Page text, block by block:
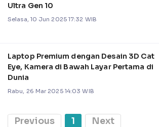
Ultra Gen 10
Selasa, 10 Jun 2025 17:32 WIB
Laptop Premium dengan Desain 3D Cat
Eye, Kamera di Bawah Layar Pertama di
Dunia
Rabu, 26 Mar 2025 14:03 WIB
Previous 1 Next